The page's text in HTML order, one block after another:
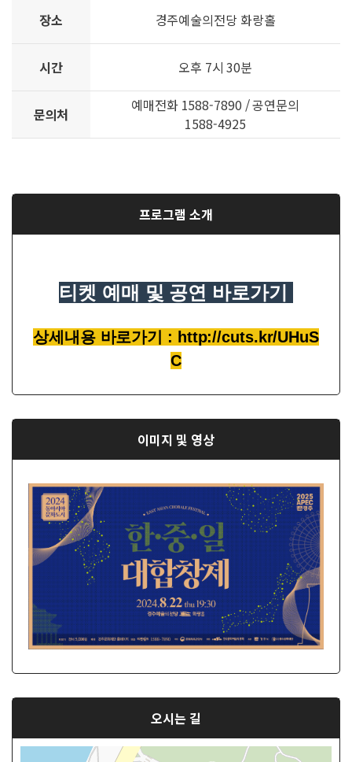
장소 경주예술의전당 화랑홀
시간 오후 7시 30분
문의처
예매전화 1588-7890 / 공연문의
1588-4925
프로그램 소개
티켓 예매 및 공연 바로가기
상세내용 바로가기 : http://cuts.kr/UHuS
C
이미지 및 영상
오시는 길